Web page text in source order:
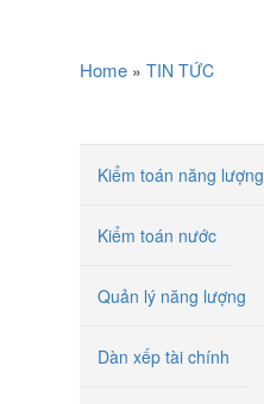
Home » TIN TỨC
Kiểm toán năng lượng
Kiểm toán nước
Quản lý năng lượng
Dàn xếp tài chính